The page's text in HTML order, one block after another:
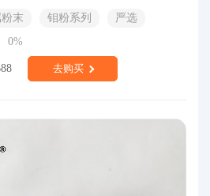
末 钼粉系列
严选
0%
去购买